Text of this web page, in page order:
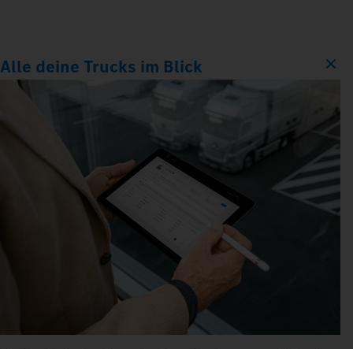
Alle deine Trucks im Blick